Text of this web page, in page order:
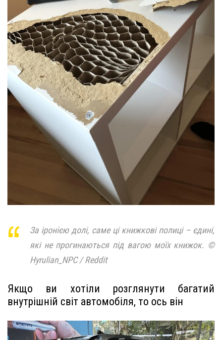
За іронією долі, саме ці книжкові полиці – єдині,
які не прогинаються під вагою моїх книжок. ©
Hyrulian_NPC / Reddit
Якщо ви хотіли розглянути багатий
внутрішній світ автомобіля, то ось він